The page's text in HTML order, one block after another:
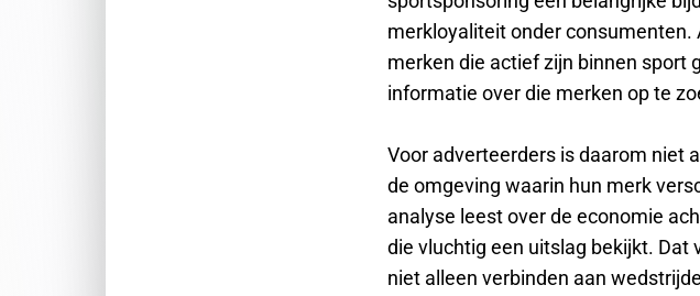
merkloyaliteit onder
merken die actief zijn binnen sport
informatie over die merken op te
Voor adverteerders is daarom niet
de omgeving waarin hun merk
analyse leest over de economie
die vluchtig een uitslag bekijkt.
niet alleen verbinden aan